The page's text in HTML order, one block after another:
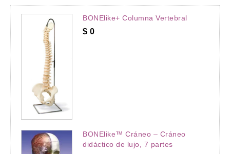
BONElike+ Columna Vertebral
$ 0
BONElike™ Cráneo – Cráneo
didáctico de lujo, 7 partes